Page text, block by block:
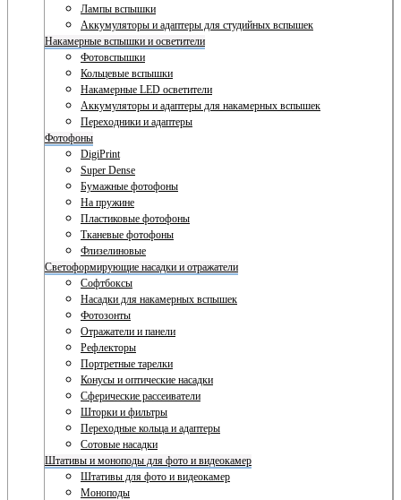
Лампы вспышки
Аккумуляторы и адаптеры для студийных вспышек
Накамерные вспышки и осветители
Фотовспышки
Кольцевые вспышки
Накамерные LED осветители
Аккумуляторы и адаптеры для накамерных вспышек
Переходники и адаптеры
Фотофоны
DigiPrint
Super Dense
Бумажные фотофоны
На пружине
Пластиковые фотофоны
Тканевые фотофоны
Флизелиновые
Светоформирующие насадки и отражатели
Софтбоксы
Насадки для накамерных вспышек
Фотозонты
Отражатели и панели
Рефлекторы
Портретные тарелки
Конусы и оптические насадки
Сферические рассеиватели
Шторки и фильтры
Переходные кольца и адаптеры
Сотовые насадки
Штативы и моноподы для фото и видеокамер
Штативы для фото и видеокамер
Моноподы